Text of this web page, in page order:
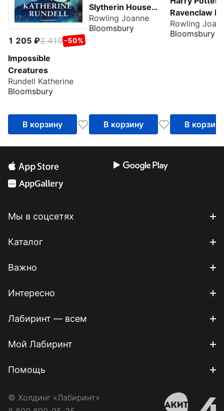
1 205 2 410 -50%
Impossible
Creatures
Rundell Katherine
Bloomsbury
В корзину
Slytherin House
Editions Hardback
Box Set
Rowling Joanne
Bloomsbury
В корзину
Ravenclaw
Editions
Box Set
Rowling
Bloomsbury
В корзину
Мы в соцсетях
Каталог
Важно
Интересно
Лабиринт — всем
Мой Лабиринт
Помощь
© Холдинг «Лабиринт»